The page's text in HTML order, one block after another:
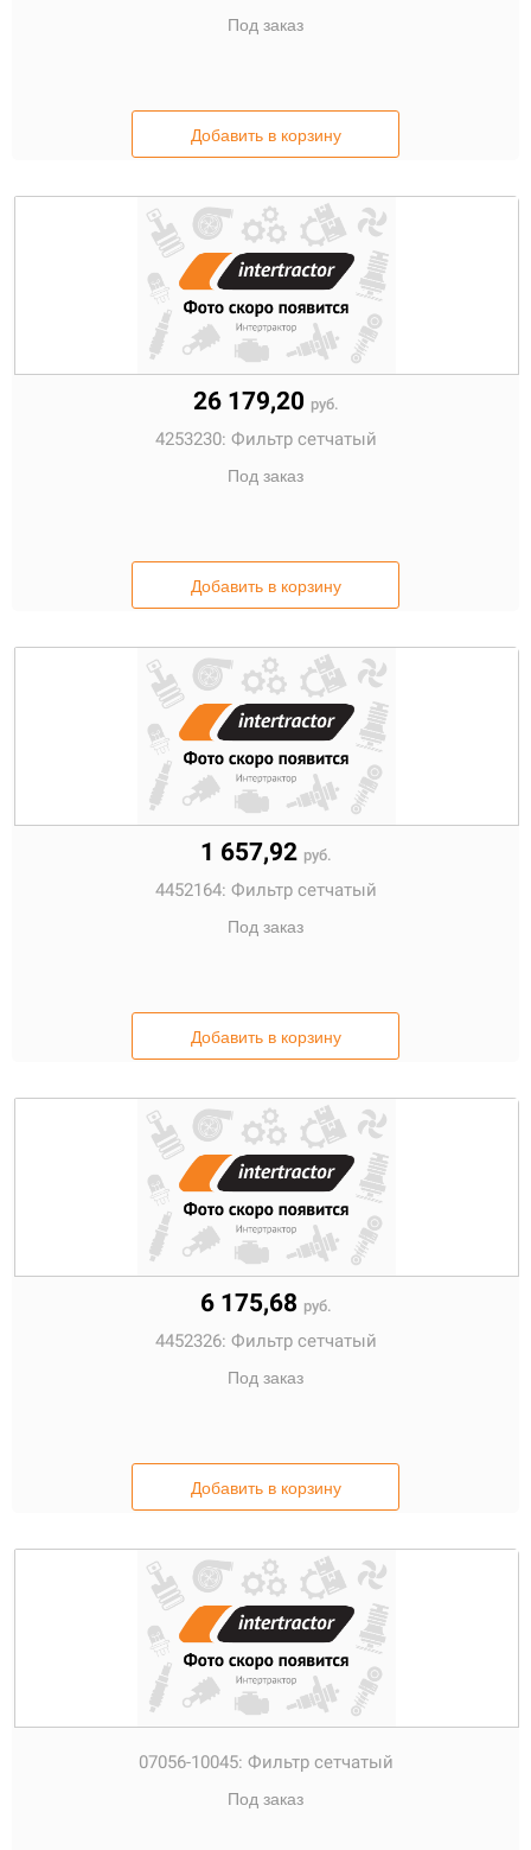
Под заказ
Добавить в корзину
26 179,20 руб.
4253230: Фильтр сетчатый
Под заказ
Добавить в корзину
1 657,92 руб.
4452164: Фильтр сетчатый
Под заказ
Добавить в корзину
6 175,68 руб.
4452326: Фильтр сетчатый
Под заказ
Добавить в корзину
07056-10045: Фильтр сетчатый
Под заказ